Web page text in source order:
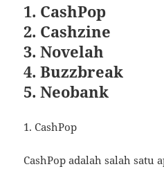
1. CashPop
2. Cashzine
3. Novelah
4. Buzzbreak
5. Neobank
1. CashPop
CashPop adalah salah satu